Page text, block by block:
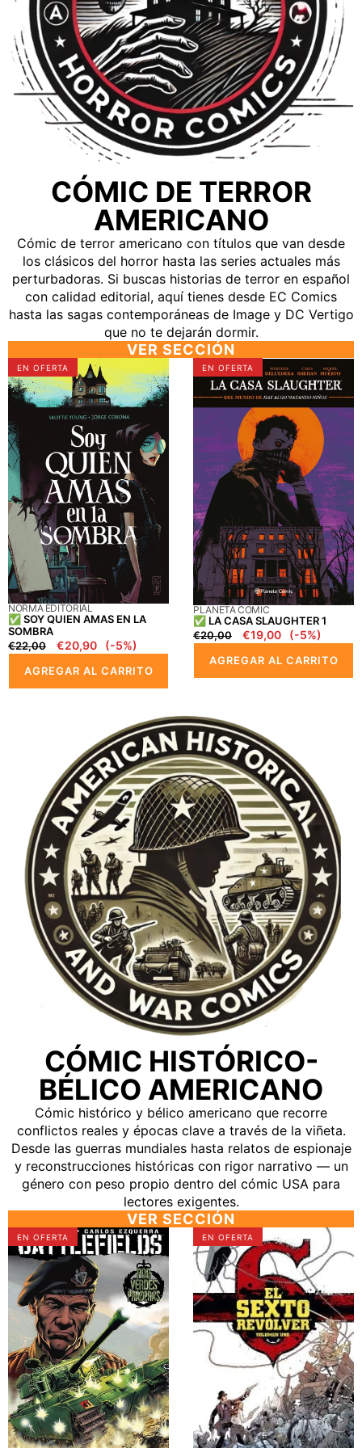
CÓMIC DE TERROR
AMERICANO
Cómic de terror americano con títulos que van desde
los clásicos del horror hasta las series actuales más
perturbadoras. Si buscas historias de terror en español
con calidad editorial, aquí tienes desde EC Comics
hasta las sagas contemporáneas de Image y DC Vertigo
que no te dejarán dormir.
VER SECCIÓN
✅
SOY
QUIEN
AMAS
EN
LA
SOMBRA
EN OFERTA
PROVEEDOR:
NORMA EDITORIAL
✅ SOY QUIEN AMAS EN LA
SOMBRA
Precio
€22,00
Precio
oferta
€20,90 (-5%)
AGREGAR AL CARRITO
✅
CASA
SLAUGHTER
1
EN OFERTA
PROVEEDOR:
PLANETA COMIC
✅ LA CASA SLAUGHTER 1
Precio
€20,00
Precio
oferta
€19,00 (-5%)
AGREGAR AL CARRITO
CÓMIC HISTÓRICO-
BÉLICO AMERICANO
Cómic histórico y bélico americano que recorre
conflictos reales y épocas clave a través de la viñeta.
Desde las guerras mundiales hasta relatos de espionaje
y reconstrucciones históricas con rigor narrativo — un
género con peso propio dentro del cómic USA para
lectores exigentes.
VER SECCIÓN
✅
BATTLEFIELDS
7
POR
VERDES
PRADERAS
EN OFERTA
✅
EL
SEXTO
REVOLVER
1
EN OFERTA